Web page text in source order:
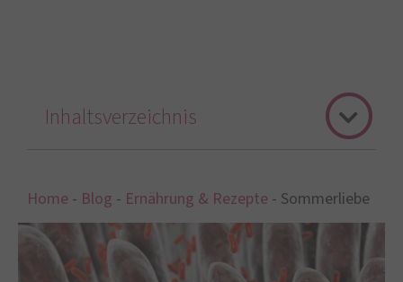
Home - Blog - Ernährung & Rezepte - Sommerliebe
Inhaltsverzeichnis